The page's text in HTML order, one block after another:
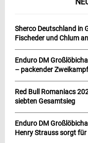
Sherco Deutschland in
Fischeder und Chlum
Enduro DM
– packender
Red Bull Romaniacs
siebten Gesamtsieg
Enduro DM
Henry Strauss sorgt für